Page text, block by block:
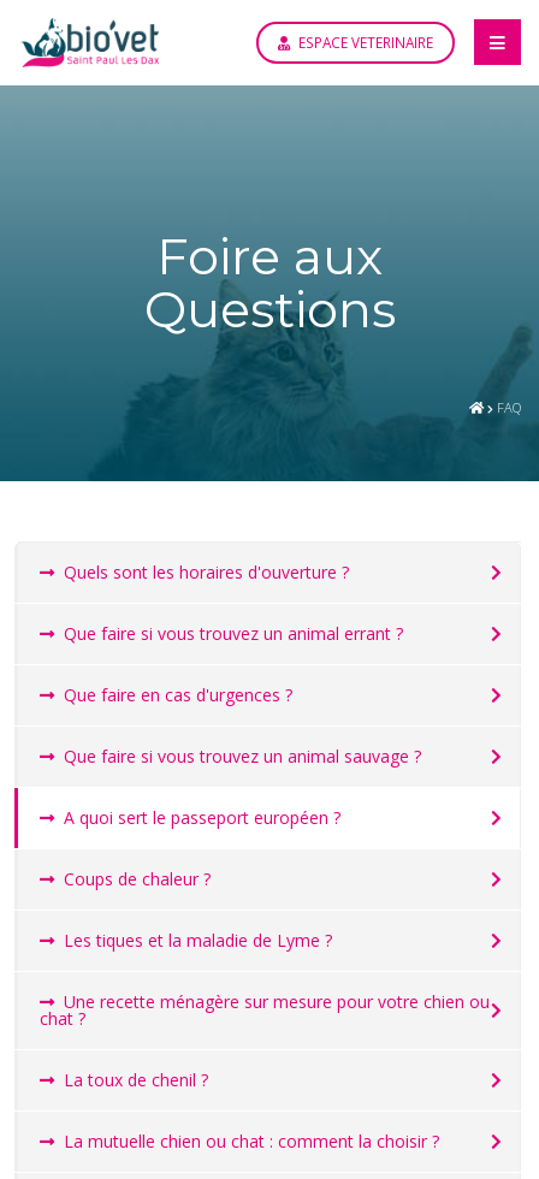
ESPACE VETERINAIRE
Foire aux
Questions
FAQ
Quels sont les horaires d'ouverture ?
Que faire si vous trouvez un animal errant ?
Que faire en cas d'urgences ?
Que faire si vous trouvez un animal sauvage ?
A quoi sert le passeport européen ?
Coups de chaleur ?
Les tiques et la maladie de Lyme ?
Une recette ménagère sur mesure pour votre chien ou
chat ?
La toux de chenil ?
La mutuelle chien ou chat : comment la choisir ?